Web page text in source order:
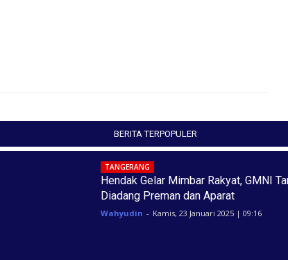
BERITA TERPOPULER
TANGERANG
Hendak Gelar Mimbar Rakyat, GMNI
Diadang Preman dan Aparat
Wahyudin - Kamis, 23 Januari 2025 | 09:16